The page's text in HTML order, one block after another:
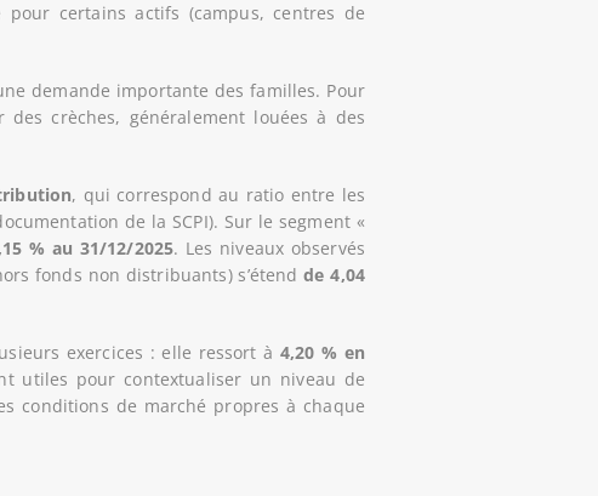
certains actifs (campus, centres de
demande importante des familles. Pour
crèches, généralement louées à des
, qui correspond au ratio entre les
de la SCPI). Sur le segment «
% au 31/12/2025. Les niveaux observés
fonds non distribuants) s’étendde 4,04
exercices : elle ressort à 4,20 % en
utiles pour contextualiser un niveau de
conditions de marché propres à chaque